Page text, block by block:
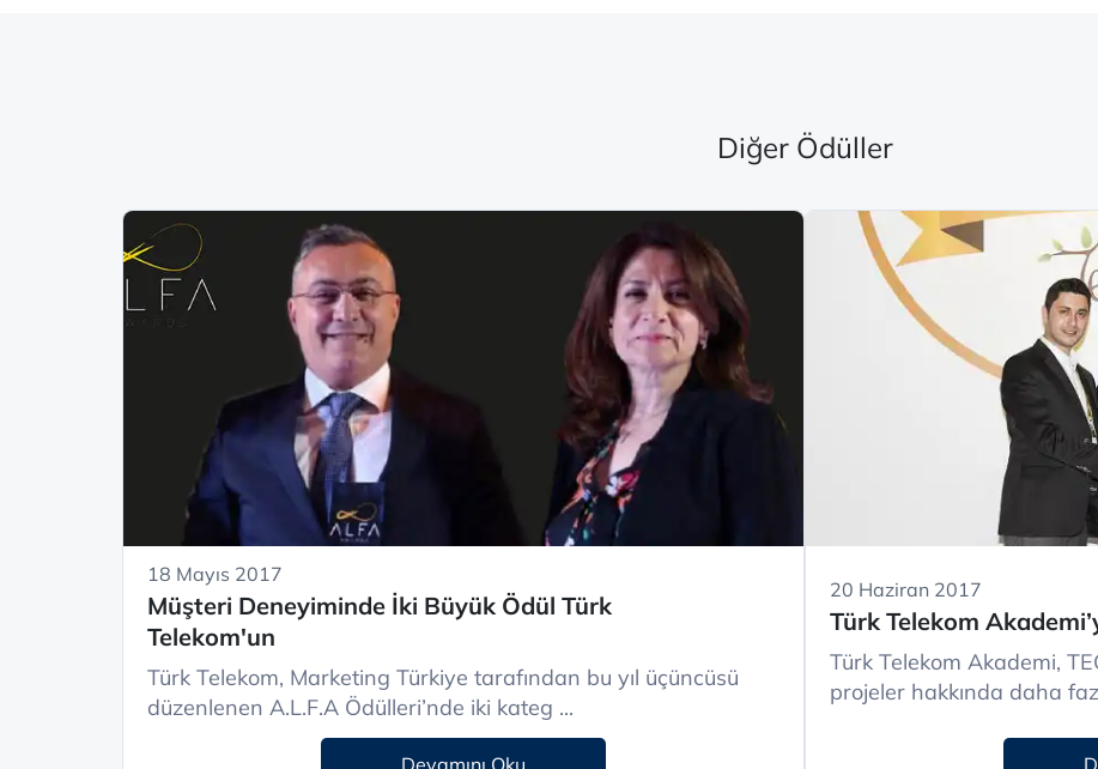
Diğer Ödüller
18 Mayıs 2017
Müşteri Deneyiminde İki Büyük Ödül Türk
Telekom'un
Türk Telekom, Marketing Türkiye tarafından bu yıl üçüncüsü
düzenlenen A.L.F.A Ödülleri’nde iki kateg ...
Devamını Oku
20 Haziran 2017
Türk Telekom
Türk Telekom Akademi,
projeler hakkında daha